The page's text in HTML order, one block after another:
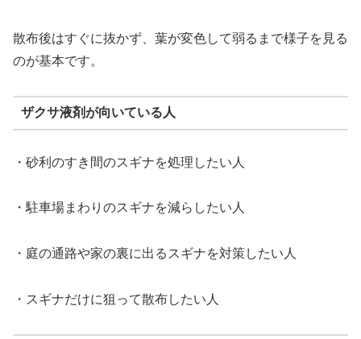
散布後はすぐに抜かず、葉が変色して弱るまで様子を見る
のが基本です。
ザクサ液剤が向いている人
・砂利のすき間のスギナを処理したい人
・駐車場まわりのスギナを減らしたい人
・庭の通路や家の裏に出るスギナを対策したい人
・スギナだけに狙って散布したい人